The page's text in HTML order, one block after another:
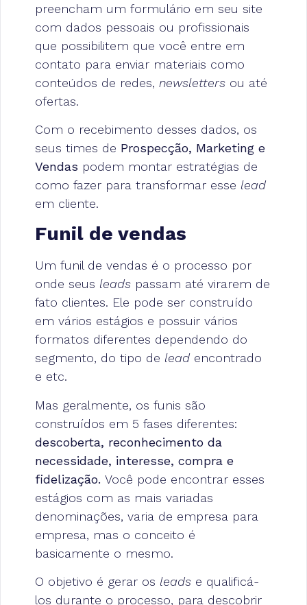
preencham um formulário em seu site
com dados pessoais ou profissionais
que possibilitem que você entre em
contato para enviar materiais como
conteúdos de redes, newsletters ou até
ofertas.
Com o recebimento desses dados, os
seus times de Prospecção, Marketing e
Vendas podem montar estratégias de
como fazer para transformar esse lead
em cliente.
Funil de vendas
Um funil de vendas é o processo por
onde seus leads passam até virarem de
fato clientes. Ele pode ser construído
em vários estágios e possuir vários
formatos diferentes dependendo do
segmento, do tipo de leadencontrado
e etc.
Mas geralmente, os funis são
construídos em 5 fases diferentes:
descoberta, reconhecimento da
necessidade, interesse, compra e
fidelização. Você pode encontrar esses
estágios com as mais variadas
denominações, varia de empresa para
empresa, mas o conceito é
basicamente o mesmo.
O objetivo é gerar os leads e qualificá-
los durante o processo, para descobrir